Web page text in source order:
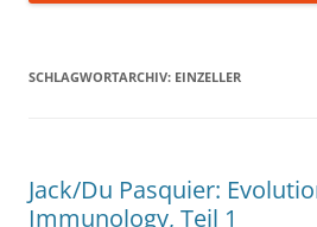
SCHLAGWORTARCHIV: EINZELLER
Jack/Du Pasquier:
Immunology, Teil 1